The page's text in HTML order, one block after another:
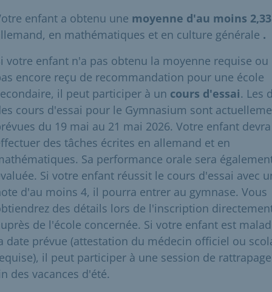
enfant a obtenu une moyenne d'au moins 2,33
en mathématiques et en culture générale .
votre enfant n'a pas obtenu la moyenne requise ou
encore reçu de recommandation pour une école
il peut participer à un cours d'essai. Les
cours d'essai pour le Gymnasium sont
du 19 mai au 21 mai 2026. Votre enfant
des tâches écrites en allemand et en
Sa performance orale sera
Si votre enfant réussit le cours d'essai avec
d'au moins 4, il pourra entrer au gymnase. Vous
des détails lors de l'inscription
de l'école concernée. Si votre enfant est
date prévue (attestation du médecin officiel ou
il peut participer à une session de
des vacances d'été.